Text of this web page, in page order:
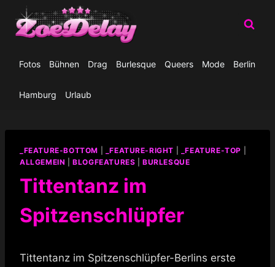
Inhalt
springen
Fotos Bühnen Drag Burlesque Queers Mode Berlin
Hamburg Urlaub
_FEATURE-BOTTOM _FEATURE-RIGHT _FEATURE-TOP
ALLGEMEIN |BLOGFEATURES |BURLESQUE
Tittentanz im
Spitzenschlüpfer
Tittentanz im Spitzenschlüpfer-Berlins erste